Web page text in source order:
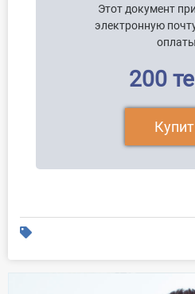
Этот документ
электронную
200